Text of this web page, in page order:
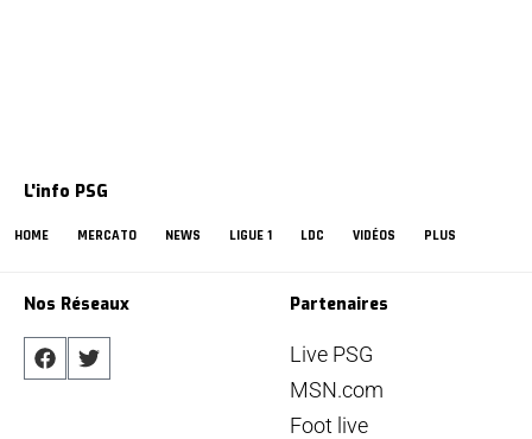
L'info PSG
HOME MERCATO NEWS LIGUE 1 LDC VIDÉOS PLUS
Nos Réseaux Partenaires
Live PSG
MSN.com
Foot live